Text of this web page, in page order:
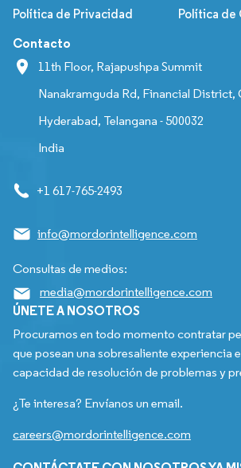
Política de Privacidad Política de
Contacto
11th Floor, Rajapushpa Summit
Nanakramguda Rd, Financial District,
Hyderabad, Telangana - 500032
India
+1 617-765-2493
info@mordorintelligence.com
Consultas de medios:
media@mordorintelligence.com
ÚNETE A NOSOTROS
Procuramos en todo momento contratar
que posean una sobresaliente experiencia
capacidad de resolución de problemas y
¿Te interesa? Envíanos un email.
careers@mordorintelligence.com